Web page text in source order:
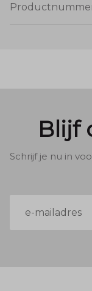
Blijf
Schrijf je nu in
mailadres